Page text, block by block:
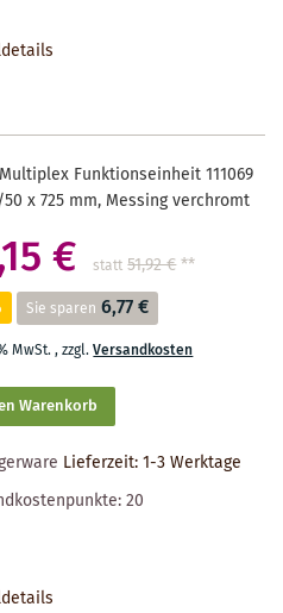
Funktionseinheit 111069
x 725 mm, Messing verchromt
€ statt 51,92 €**
Sie sparen 6,77 €
MwSt.,zzgl.Versandkosten
Warenkorb
Lieferzeit: 1-3 Werktage
20